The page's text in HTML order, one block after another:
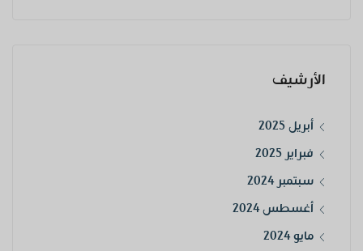
الأرشيف
أبريل 2025
فبراير 2025
سبتمبر 2024
أغسطس 2024
مايو 2024